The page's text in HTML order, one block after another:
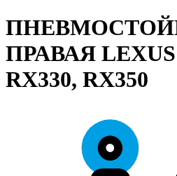
ПРАВАЯ LEXUS
RX330, RX350